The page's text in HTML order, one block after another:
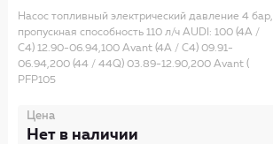
Насос топливный электрический давление 4 бар,
пропускная способность 110 л/ч AUDI: 100 (4A /
C4) 12.90-06.94,100 Avant (4A / C4) 09.91-
06.94,200 (44 / 44Q) 03.89-12.90,200 Avant (
PFP105
Цена
Нет в наличии